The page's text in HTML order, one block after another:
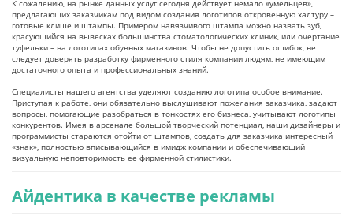
К сожалению, на рынке данных услуг сегодня действует немало «умельцев»,
предлагающих заказчикам под видом создания логотипов откровенную халтуру –
готовые клише и штампы. Примером навязчивого штампа можно назвать зуб,
красующийся на вывесках большинства стоматологических клиник, или очертание
туфельки – на логотипах обувных магазинов. Чтобы не допустить ошибок, не
следует доверять разработку фирменного стиля компании людям, не имеющим
достаточного опыта и профессиональных знаний.
Специалисты нашего агентства уделяют созданию логотипа особое внимание.
Приступая к работе, они обязательно выслушивают пожелания заказчика, задают
вопросы, помогающие разобраться в тонкостях его бизнеса, учитывают логотипы
конкурентов. Имея в арсенале большой творческий потенциал, наши дизайнеры и
программисты стараются отойти от штампов, создать для заказчика интересный
«знак», полностью вписывающийся в имидж компании и обеспечивающий
визуальную неповторимость ее фирменной стилистики.
Айдентика в качестве рекламы